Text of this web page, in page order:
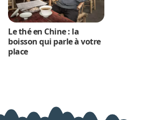
Le thé en Chine : la
boisson qui parle à votre
place